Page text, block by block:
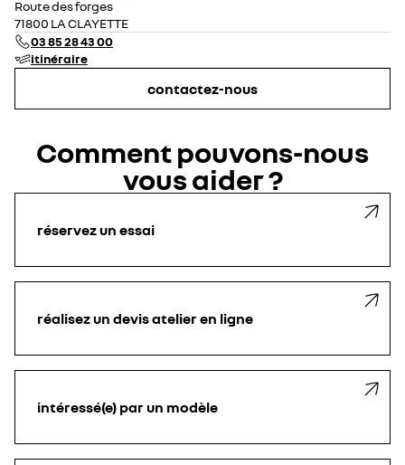
mardi
mercredi
jeudi
vendredi
Route des forges
71800 LA CLAYETTE
03 85 28 43 00
itinéraire
contactez-nous
Comment pouvons-nous
vous aider ?
réservez un essai
réalisez un devis atelier en ligne
intéressé(e) par un modèle